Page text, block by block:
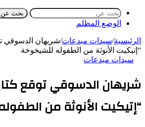
بحث عن
الوضع المظلم
الرئيسية/سيدات مبدعات/شريهان الدسوقي
“إتيكيت الأنوثة من الطفوله للشيخوخة
سيدات مبدعات
شريهان الدسوقي توقع
“إتيكيت الأنوثة من